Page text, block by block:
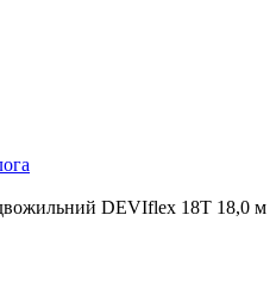
DEVIflex 18T 18,0 м